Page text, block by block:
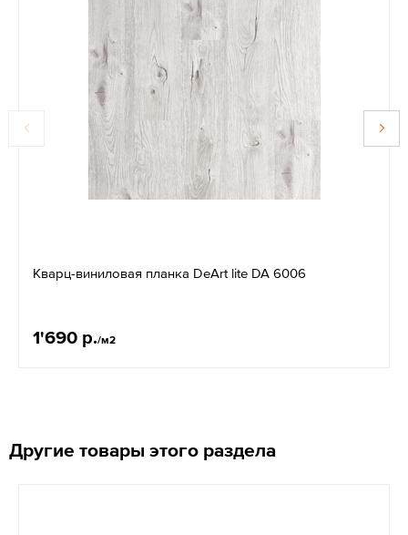
Кварц-виниловая планка DeArt lite DA 6006
1'690 р./м2
Другие товары этого раздела